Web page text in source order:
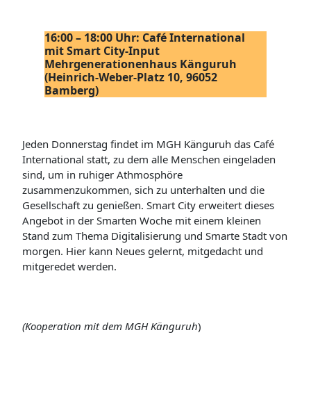
16:00 – 18:00 Uhr: Café International
mit Smart City-Input
Mehrgenerationenhaus Känguruh
(Heinrich-Weber-Platz 10, 96052
Bamberg)
Jeden Donnerstag findet im MGH Känguruh das Café
International statt, zu dem alle Menschen eingeladen
sind, um in ruhiger Athmosphöre
zusammenzukommen, sich zu unterhalten und die
Gesellschaft zu genießen. Smart City erweitert dieses
Angebot in der Smarten Woche mit einem kleinen
Stand zum Thema Digitalisierung und Smarte Stadt von
morgen. Hier kann Neues gelernt, mitgedacht und
mitgeredet werden.
(Kooperation mit dem MGH Känguruh)